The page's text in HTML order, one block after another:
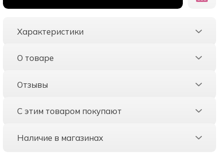
Характеристики
О товаре
Отзывы
С этим товаром покупают
Наличие в магазинах